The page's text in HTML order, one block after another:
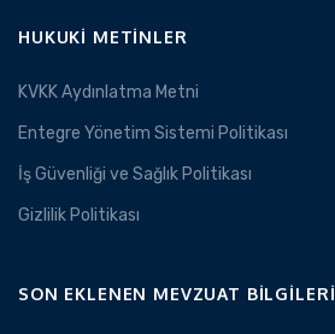
HUKUKI METINLER
KVKK Aydınlatma Metni
Entegre Yönetim Sistemi Politikası
İş Güvenliği ve Sağlık Politikası
Gizlilik Politikası
SON EKLENEN MEVZUAT BILGILERI